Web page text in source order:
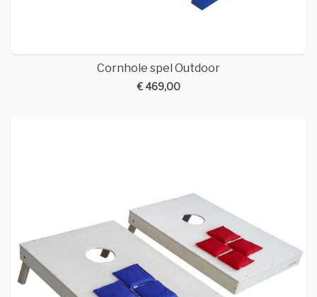
Cornhole spel Outdoor
€ 469,00